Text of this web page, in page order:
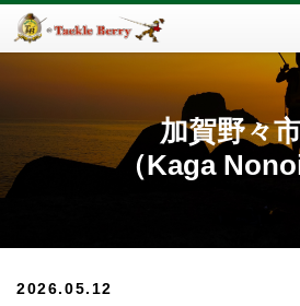
加賀野々
（Kaga
2026.05.12